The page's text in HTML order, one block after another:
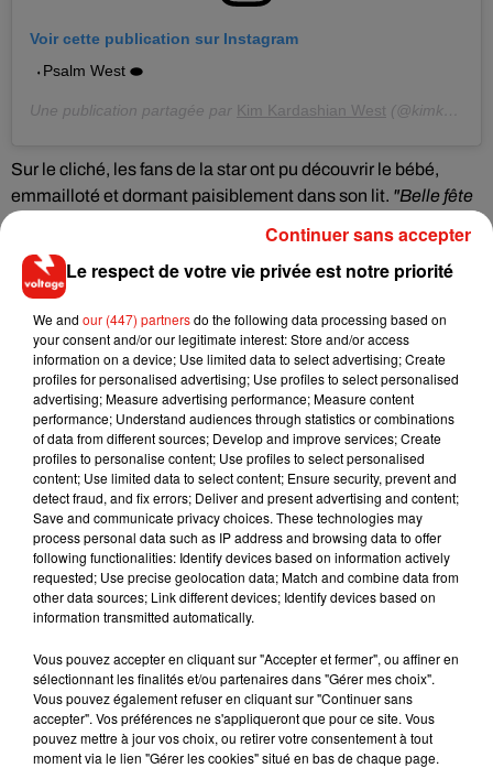
Voir cette publication sur Instagram
⬪Psalm West ⬬
Une publication partagée par Kim Kardashian West (@kimkardashian) le
Sur le cliché, les fans de la star ont pu découvrir le bébé,
emmailloté et dormant paisiblement dans son lit. "Belle fête
sommes plus que comblés, nous avons tout ce qu'il nous
faut", lit-on sur la photo qui est une capture d'écran d'un
échange de SMS entre Kim Kardashian et son mari.
Le petit frère de North (5 ans), Saint (3 ans) et Chicago (1 an)
porte ainsi un prénom religieux qui s’inscrit directement dans
les projets artistiques de son père, Kanye West. Chaque
dimanche, le rappeur dirige un office religieux,"le Sunday
service" , mêlant musique et spiritualité.
Musique
7 août 2026
album après sa tournée mondiale
Le respect de votre vie privée est notre priorité
We and our (447) partnersdo the following data processing based on
your consent and/or our legitimate interest: Store and/or access
information on a device; Use limited data to select advertising; Create
profiles for personalised advertising; Use profiles to select personalised
advertising; Measure advertising performance; Measure content
performance; Understand audiences through statistics or combinations
of data from different sources; Develop and improve services; Create
profiles to personalise content; Use profiles to select personalised
content; Use limited data to select content; Ensure security, prevent and
detect fraud, and fix errors; Deliver and present advertising and content;
Save and communicate privacy choices. These technologies may
process personal data such as IP address and browsing data to offer
following functionalities: Identify devices based on information actively
requested; Use precise geolocation data; Match and combine data from
other data sources; Link different devices; Identify devices based on
information transmitted automatically.
Vous pouvez accepter en cliquant sur "Accepter et fermer", ou affiner en
sélectionnant les finalités et/ou partenaires dans "Gérer mes choix".
Vous pouvez également refuser en cliquant sur "Continuer sans
accepter". Vos préférences ne s'appliqueront que pour ce site. Vous
pouvez mettre à jour vos choix, ou retirer votre consentement à tout
moment via le lien "Gérer les cookies" situé en bas de chaque page.
Continuer sans accepter